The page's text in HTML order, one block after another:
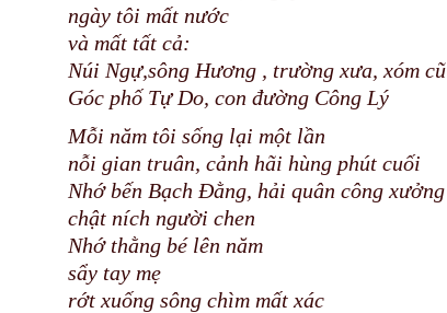
ngày tôi mất nước
và mất tất cả:
Núi Ngự,sông Hương , trường xưa, xóm cũ
Góc phố Tự Do, con đường Công Lý
Mỗi năm tôi sống lại một lần
nỗi gian truân, cảnh hãi hùng phút cuối
Nhớ bến Bạch Đằng, hải quân công xưởng
chật ních người chen
Nhớ thằng bé lên năm
sẩy tay mẹ
rớt xuống sông chìm mất xác